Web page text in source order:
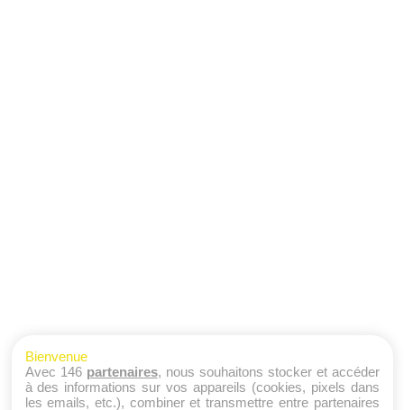
Bienvenue
Avec 146 partenaires, nous souhaitons stocker et accéder
à des informations sur vos appareils (cookies, pixels dans
les emails, etc.), combiner et transmettre entre partenaires